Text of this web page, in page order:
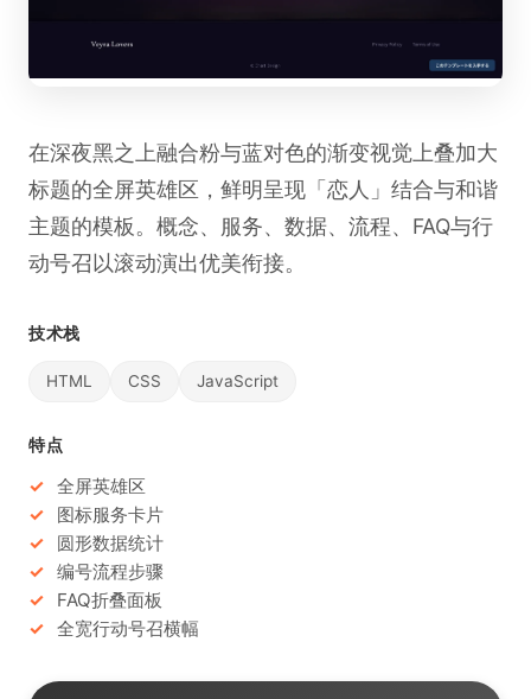
在深夜黑之上融合粉与蓝对色的渐变视觉上叠加大
标题的全屏英雄区，鲜明呈现「恋人」结合与和谐
主题的模板。概念、服务、数据、流程、FAQ与行
动号召以滚动演出优美衔接。
技术栈
HTML CSS JavaScript
特点
全屏英雄区
图标服务卡片
圆形数据统计
编号流程步骤
FAQ折叠面板
全宽行动号召横幅